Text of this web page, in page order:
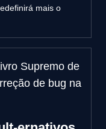
mais o
Supremo de
de bug na